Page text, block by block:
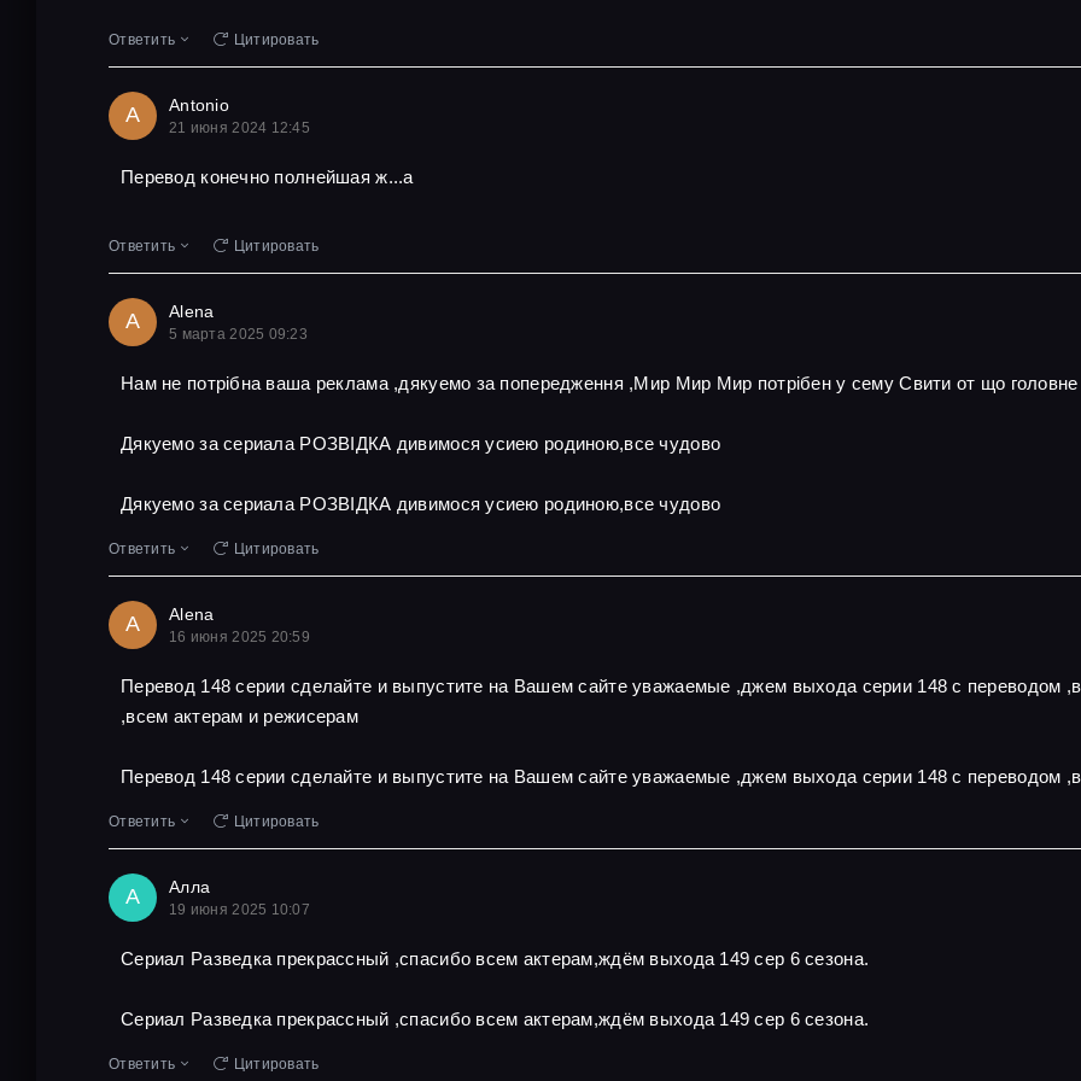
Ответить Цитировать
A Antonio
21 июня 2024 12:45
Перевод конечно полнейшая ж...а
Ответить Цитировать
A Alena
5 марта 2025 09:23
Нам не потрібна ваша реклама ,дякуемо за попередження ,Мир Мир Мир потрібен у сему Свити от що головне
Дякуемо за сериала РОЗВІДКА дивимося усиею родиною,все чудово
Дякуемо за сериала РОЗВІДКА дивимося усиею родиною,все чудово
Ответить Цитировать
A Alena
16 июня 2025 20:59
Перевод 148 серии сделайте и выпустите на Вашем сайте уважаемые ,джем выхода серии 148 с переводом
,всем актерам и режисерам
Перевод 148 серии сделайте и выпустите на Вашем сайте уважаемые ,джем выхода серии 148 с переводом
Ответить Цитировать
А Алла
19 июня 2025 10:07
Сериал Разведка прекрассный ,спасибо всем актерам,ждём выхода 149 сер 6 сезона.
Сериал Разведка прекрассный ,спасибо всем актерам,ждём выхода 149 сер 6 сезона.
Ответить Цитировать